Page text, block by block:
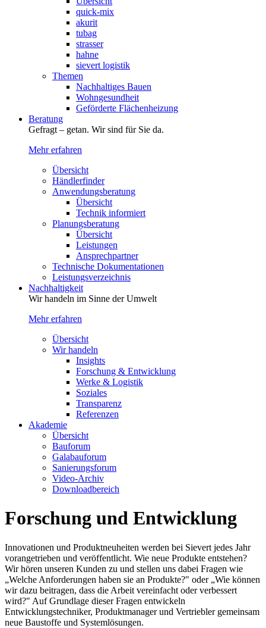
quick-mix
akurit
tubag
strasser
hahne
sievert logistik
Themen
Nachhaltiges Bauen
Wohngesundheit
Geförderte Flächenheizung
Beratung
Gefragt – getan. Wir sind für Sie da.
Mehr erfahren
Übersicht
Händlerfinder
Anwendungsberatung
Übersicht
Technik informiert
Planungsberatung
Übersicht
Leistungen
Ansprechpartner
Technische Dokumentationen
Leistungsverzeichnis
Nachhaltigkeit
Wir handeln im Sinne der Umwelt
Mehr erfahren
Übersicht
Wir handeln
Insights
Forschung & Entwicklung
Werke & Logistik
Soziales
Transparenz
Referenzen
Akademie
Übersicht
Bauforum
Galabauforum
Sanierungsforum
Video-Archiv
Downloadbereich
Forschung und Entwicklung
Innovationen und Produktneuheiten werden bei Sievert jedes Jahr
vorangetrieben und veröffentlicht. Wie neue Produkte entstehen?
Wir hören unseren Kunden zu und stellen uns dabei Fragen wie
„Welche Anforderungen haben sie an Produkte?" oder „Wie können
wir dazu beitragen, dass die Arbeit vereinfacht oder verbessert
wird?" Auf Grundlage dieser Fragen entwickeln
Entwicklungstechniker, Produktmanager und Vertriebler gemeinsam
neue Baustoffe und Systemlösungen.